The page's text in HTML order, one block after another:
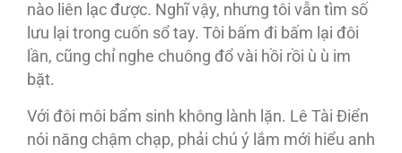
nào liên lạc được. Nghĩ vậy, nhưng tôi vẫn tìm số
lưu lại trong cuốn sổ tay. Tôi bấm đi bấm lại đôi
lần, cũng chỉ nghe chuông đổ vài hồi rồi ù ù im
bặt.
Với đôi môi bẩm sinh không lành lặn. Lê Tài Điển
nói năng chậm chạp, phải chú ý lắm mới hiểu anh